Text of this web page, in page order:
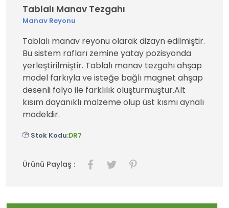
Tablalı Manav Tezgahı
Manav Reyonu
Tablalı manav reyonu olarak dizayn edilmiştir.
Bu sistem rafları zemine yatay pozisyonda
yerleştirilmiştir. Tablalı manav tezgahı ahşap
model farkıyla ve isteğe bağlı magnet ahşap
desenli folyo ile farklılık oluşturmuştur.Alt
kısım dayanıklı malzeme olup üst kısmı aynalı
modeldir.
Stok Kodu:DR7
Ürünü Paylaş :